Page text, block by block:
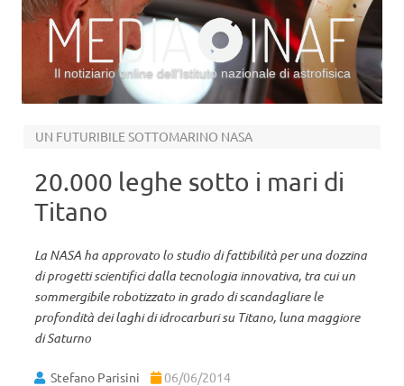
Il notiziario online dell’Istituto nazionale di astrofisica
UN FUTURIBILE SOTTOMARINO NASA
20.000 leghe sotto i mari di
Titano
La NASA ha approvato lo studio di fattibilità per una dozzina
di progetti scientifici dalla tecnologia innovativa, tra cui un
sommergibile robotizzato in grado di scandagliare le
profondità dei laghi di idrocarburi su Titano, luna maggiore
di Saturno
Stefano Parisini 06/06/2014